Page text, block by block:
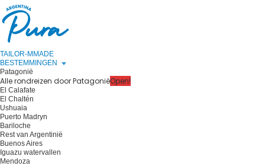
TAILOR-MMADE
BESTEMMINGEN
Patagonië
Alle rondreizen door PatagoniëOpen!
El Calafate
El Chaltén
Ushuaia
Puerto Madryn
Bariloche
Rest van Argentinië
Buenos Aires
Iguazu watervallen
Mendoza